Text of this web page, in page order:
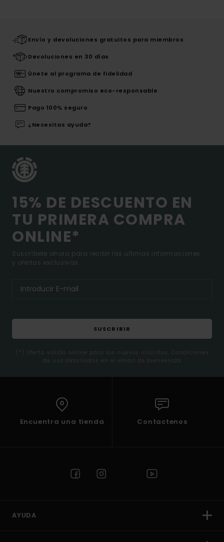
Envío y devoluciones gratuitos para miembros
Devoluciones en 30 días
Únete al programa de fidelidad
Nuestro compromiso eco-responsable
Pago 100% seguro
¿Necesitas ayuda?
15% DE DESCUENTO EN
TU PRIMERA COMPRA
ONLINE*
Suscríbete ahora para recibir las ultimas informaciones
y ofertas exclusivas.
SUSCRIBIR
(*) Oferta valida online para los nuevos inscritos. Condiciones
de uso detalladas en el email de bienvenida
Encuentra una tienda Contactenos
AYUDA